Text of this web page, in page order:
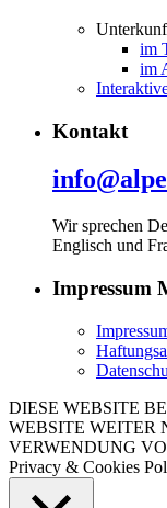
im
im
Kontakt
Wir sprechen
Englisch und
Impressum
DIESE WEBSITE
WEBSITE WEITER
VERWENDUNG
Privacy & Cookies